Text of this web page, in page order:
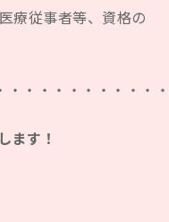
療従事者等、資格の
・・・・・・・・・・
ます！